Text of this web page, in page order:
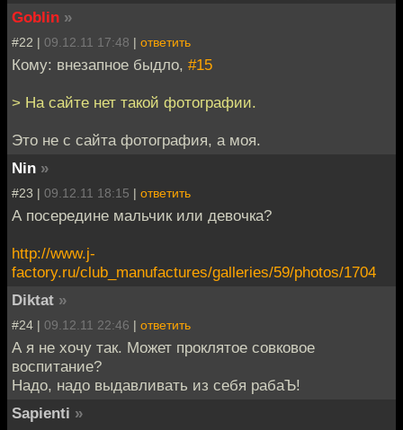
Goblin »
#22 | 09.12.11 17:48 | ответить
Кому: внезапное быдло, #15
> На сайте нет такой фотографии.
Это не с сайта фотография, а моя.
Nin »
#23 | 09.12.11 18:15 | ответить
А посередине мальчик или девочка?
http://www.j-
factory.ru/club_manufactures/galleries/59/photos/1704
Diktat »
#24 | 09.12.11 22:46 | ответить
А я не хочу так. Может проклятое совковое
воспитание?
Надо, надо выдавливать из себя рабаЪ!
Sapienti »